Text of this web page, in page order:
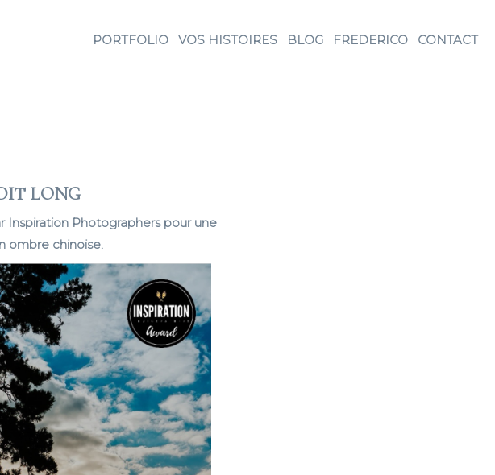
PORTFOLIO VOS HISTOIRES BLOG FREDERICO CONTACT
LONG
Inspiration Photographers pour une
ombre chinoise.